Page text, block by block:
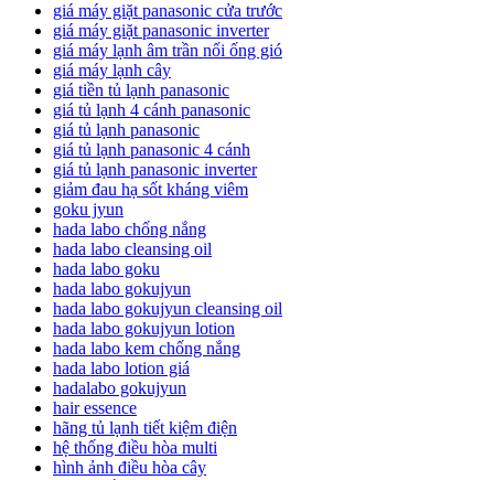
giá máy giặt panasonic cửa trước
giá máy giặt panasonic inverter
giá máy lạnh âm trần nối ống gió
giá máy lạnh cây
giá tiền tủ lạnh panasonic
giá tủ lạnh 4 cánh panasonic
giá tủ lạnh panasonic
giá tủ lạnh panasonic 4 cánh
giá tủ lạnh panasonic inverter
giảm đau hạ sốt kháng viêm
goku jyun
hada labo chống nắng
hada labo cleansing oil
hada labo goku
hada labo gokujyun
hada labo gokujyun cleansing oil
hada labo gokujyun lotion
hada labo kem chống nắng
hada labo lotion giá
hadalabo gokujyun
hair essence
hãng tủ lạnh tiết kiệm điện
hệ thống điều hòa multi
hình ảnh điều hòa cây